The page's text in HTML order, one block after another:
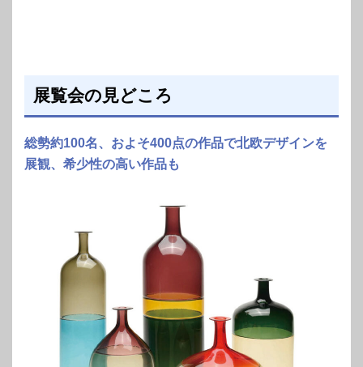
展覧会の見どころ
総勢約100名、およそ400点の作品で北欧デザインを
展観、希少性の高い作品も